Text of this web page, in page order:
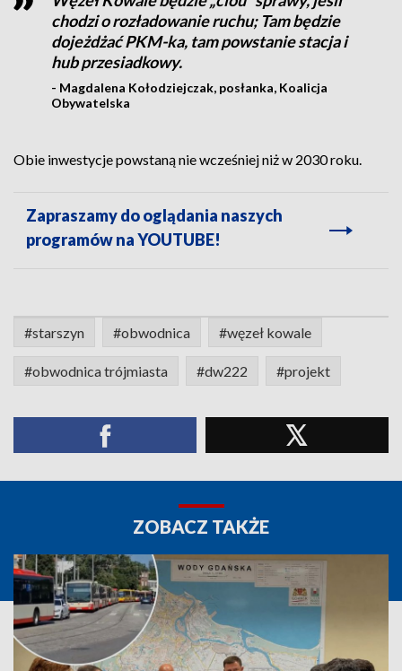
chodzi o rozładowanie ruchu; Tam będzie
dojeżdżać PKM-ka, tam powstanie stacja i
hub przesiadkowy.
- Magdalena Kołodziejczak, posłanka, Koalicja
Obywatelska
Obie inwestycje powstaną nie wcześniej niż w 2030 roku.
Zapraszamy do oglądania naszych
programów na YOUTUBE!
#starszyn #obwodnica #węzeł kowale
#obwodnica trójmiasta #dw222 #projekt
ZOBACZ TAKŻE